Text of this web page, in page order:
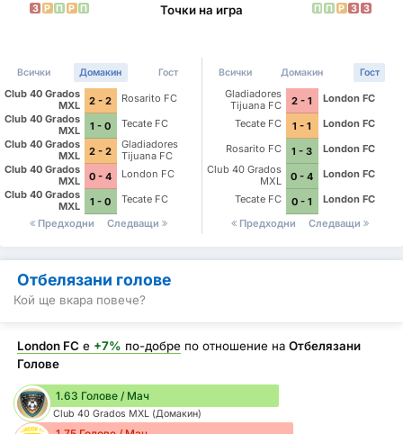
З P П P П
Точки на игра
П П P З З
Всички Домакин Гост
Club 40 Grados
MXL
2 - 2
Rosarito FC
Club 40 Grados
MXL
1 - 0
Tecate FC
Club 40 Grados
MXL
2 - 2
Gladiadores
Tijuana FC
Club 40 Grados
MXL
0 - 4
London FC
Club 40 Grados
MXL
1 - 0
Tecate FC
Предходни
Следващи
Всички Домакин Гост
Gladiadores
Tijuana FC
2 - 1
London FC
Tecate FC
1 - 1
London FC
Rosarito FC
1 - 3
London FC
Club 40 Grados
MXL
0 - 4
London FC
Tecate FC
0 - 1
London FC
Предходни
Следващи
Отбелязани голове
Кой ще вкара повече?
London FC е +7% по-добре по отношение на Отбелязани
Голове
1.63 Голове / Мач
Club 40 Grados MXL (Домакин)